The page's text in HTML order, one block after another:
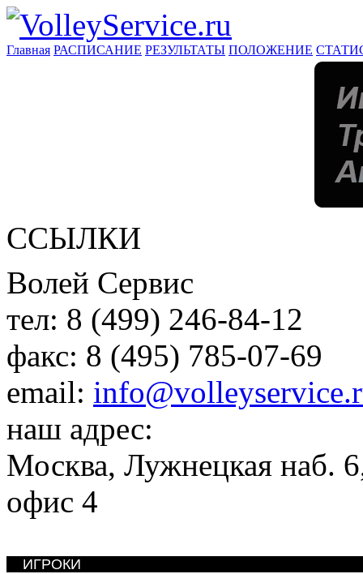
Главная РАСПИСАНИЕ РЕЗУЛЬТАТЫ ПОЛОЖЕНИЕ
ССЫЛКИ
Волей Сервис
тел: 8 (499) 246-84-12
факс: 8 (495) 785-07-69
email:
наш адрес:
Москва, Лужнецкая наб.
офис 4
ИГРОКИ